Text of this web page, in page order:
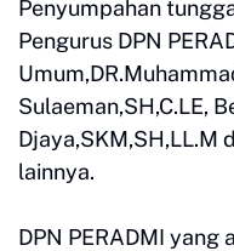
Penyumpahan
Pengurus DPN
Sulaeman,SH,C.LE,
Djaya,SKM,SH,LL.M
lainnya.
DPN PERADMI yang